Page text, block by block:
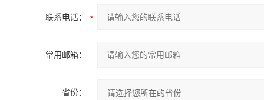
联系电话：
常用邮箱：
省份：